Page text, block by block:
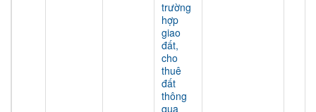
trường
hợp
giao
đất,
cho
thuê
đất
thông
qua